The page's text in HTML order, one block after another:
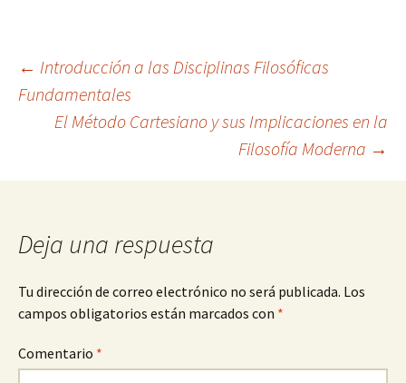
Navegación
entradas
← Introducción a las Disciplinas Filosóficas
Fundamentales
El Método Cartesiano y sus Implicaciones en la
Filosofía Moderna →
Deja una respuesta
Tu dirección de correo electrónico no será publicada. Los
campos obligatorios están marcados con *
Comentario *